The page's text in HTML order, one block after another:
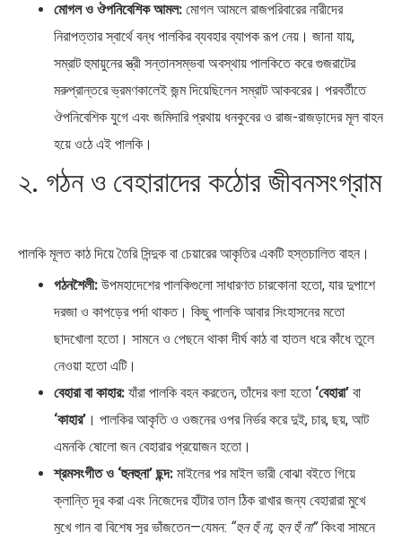
মোগল ও ঔপনিবেশিক আমল: মোগল আমলে রাজপরিবারের নারীদের
নিরাপত্তার স্বার্থে বন্ধ পালকির ব্যবহার ব্যাপক রূপ নেয়। জানা যায়,
সম্রাট হুমায়ুনের স্ত্রী সন্তানসম্ভবা অবস্থায় পালকিতে করে গুজরাটের
মরুপ্রান্তরে ভ্রমণকালেই জন্ম দিয়েছিলেন সম্রাট আকবরের। পরবর্তীতে
ঔপনিবেশিক যুগে এবং জমিদারি প্রথায় ধনকুবের ও রাজ-রাজড়াদের মূল বাহন
হয়ে ওঠে এই পালকি।
২. গঠন ও বেহারাদের কঠোর জীবনসংগ্রাম
পালকি মূলত কাঠ দিয়ে তৈরি সিন্দুক বা চেয়ারের আকৃতির একটি হস্তচালিত বাহন।
গঠনশৈলী: উপমহাদেশের পালকিগুলো সাধারণত চারকোনা হতো, যার দুপাশে
দরজা ও কাপড়ের পর্দা থাকত। কিছু পালকি আবার সিংহাসনের মতো
ছাদখোলা হতো। সামনে ও পেছনে থাকা দীর্ঘ কাঠ বা হাতল ধরে কাঁধে তুলে
নেওয়া হতো এটি।
বেহারা বা কাহার: যাঁরা পালকি বহন করতেন, তাঁদের বলা হতো ‘বেহারা’ বা
‘কাহার’ । পালকির আকৃতি ও ওজনের ওপর নির্ভর করে দুই, চার, ছয়, আট
এমনকি ষোলো জন বেহারার প্রয়োজন হতো।
শ্রমসংগীত ও ‘হুনহুনা’ ছন্দ: মাইলের পর মাইল ভারী বোঝা বইতে গিয়ে
ক্লান্তি দূর করা এবং নিজেদের হাঁটার তাল ঠিক রাখার জন্য বেহারারা মুখে
মুখে গান বা বিশেষ সুর ভাঁজতেন—যেমন: “হুন হুঁ না, হুন হুঁ না” কিংবা সামনে